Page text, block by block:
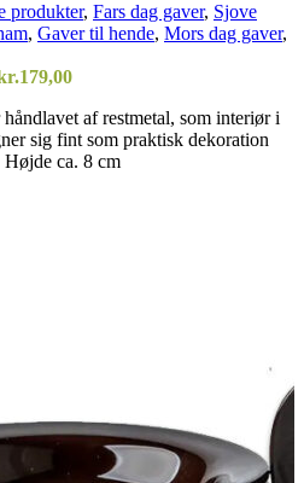
produkter, Fars dag gaver, Sjove
, Gaver til hende, Mors dag gaver,
179,00
af restmetal, som interiør i
sig fint som praktisk dekoration
ca. 8 cm